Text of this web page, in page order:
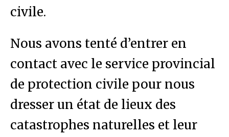
civile.
Nous avons tenté d’entrer en
contact avec le service provincial
de protection civile pour nous
dresser un état de lieux des
catastrophes naturelles et leur